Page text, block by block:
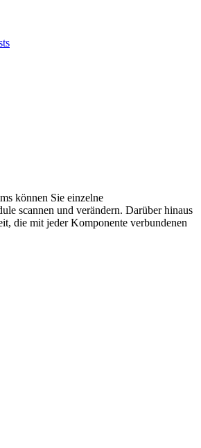
können Sie einzelne
scannen und verändern. Darüber hinaus
die mit jeder Komponente verbundenen